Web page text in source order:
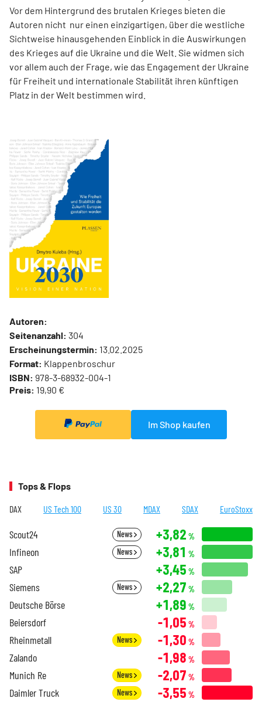
Vor dem Hintergrund des brutalen Krieges bieten die
Autoren nicht nur einen einzigartigen, über die westliche
Sichtweise hinausgehenden Einblick in die Auswirkungen
des Krieges auf die Ukraine und die Welt. Sie widmen sich
vor allem auch der Frage, wie das Engagement der Ukraine
für Freiheit und internationale Stabilität ihren künftigen
Platz in der Welt bestimmen wird.
Autoren:
Seitenanzahl: 304
Erscheinungstermin: 13.02.2025
Format: Klappenbroschur
ISBN: 978-3-68932-004-1
Preis: 19,90 €
Im Shop kaufen
Tops & Flops
DAX US Tech 100 US 30 MDAX SDAX EuroStoxx
Scout24 News +3,82 %
Infineon News +3,81 %
SAP +3,45 %
Siemens News +2,27 %
Deutsche Börse +1,89 %
Beiersdorf -1,05 %
Rheinmetall News -1,30 %
Zalando -1,98 %
Munich Re News -2,07 %
Daimler Truck News -3,55 %